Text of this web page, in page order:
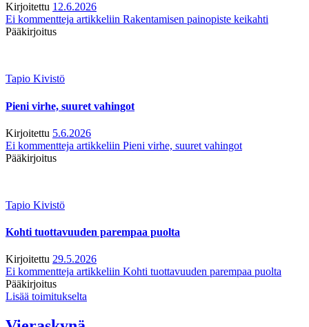
Kirjoitettu 12.6.2026
Ei kommentteja artikkeliin Rakentamisen painopiste keikahti
Pääkirjoitus
Tapio Kivistö
Pieni virhe, suuret vahingot
Kirjoitettu 5.6.2026
Ei kommentteja artikkeliin Pieni virhe, suuret vahingot
Pääkirjoitus
Tapio Kivistö
Kohti tuottavuuden parempaa puolta
Kirjoitettu 29.5.2026
Ei kommentteja artikkeliin Kohti tuottavuuden parempaa puolta
Pääkirjoitus
Lisää toimitukselta